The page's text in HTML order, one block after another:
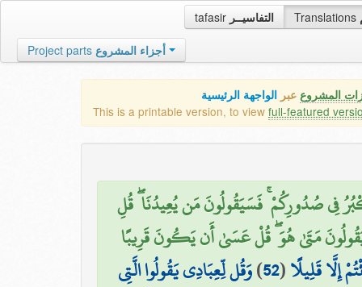
tafasir التفاسيــر Translations
Project parts أجزاء المشروع
المشروع عبر الواجهة الرئيسية
This is a printable version, to view full-featured
فِي صُدُورِكُمْ ۚ فَسَيَقُولُونَ مَن يُعِيدُنَا ۖ قُلِ
مَتَىٰ هُوَ ۖ قُلْ عَسَىٰ أَن يَكُونَ قَرِيبًا
إِلَّا قَلِيلًا(
52
)وَقُل لِّعِبَادِي يَقُولُوا الَّتِي